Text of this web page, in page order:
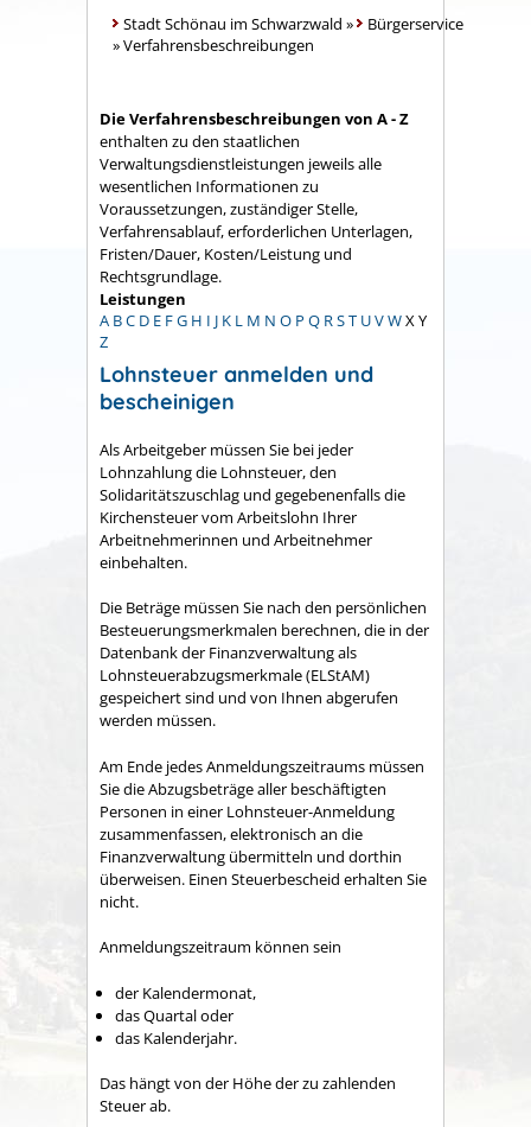
Stadt Schönau im Schwarzwald »
Bürgerservice
»Verfahrensbeschreibungen
Die Verfahrensbeschreibungen von A - Z
enthalten zu den staatlichen
Verwaltungsdienstleistungen jeweils alle
wesentlichen Informationen zu
Voraussetzungen, zuständiger Stelle,
Verfahrensablauf, erforderlichen Unterlagen,
Fristen/Dauer, Kosten/Leistung und
Rechtsgrundlage.
Leistungen
A BC D E FG H I J K L M N O P Q RST UVWX Y
Z
Lohnsteuer anmelden und
bescheinigen
Als Arbeitgeber müssen Sie bei jeder
Lohnzahlung die Lohnsteuer, den
Solidaritätszuschlag und gegebenenfalls die
Kirchensteuer vom Arbeitslohn Ihrer
Arbeitnehmerinnen und Arbeitnehmer
einbehalten.
Die Beträge müssen Sie nach den persönlichen
Besteuerungsmerkmalen berechnen, die in der
Datenbank der Finanzverwaltung als
Lohnsteuerabzugsmerkmale (ELStAM)
gespeichert sind und von Ihnen abgerufen
werden müssen.
Am Ende jedes Anmeldungszeitraums müssen
Sie die Abzugsbeträge aller beschäftigten
Personen in einer Lohnsteuer-Anmeldung
zusammenfassen, elektronisch an die
Finanzverwaltung übermitteln und dorthin
überweisen. Einen Steuerbescheid erhalten Sie
nicht.
Anmeldungszeitraum können sein
der Kalendermonat,
das Quartal oder
das Kalenderjahr.
Das hängt von der Höhe der zu zahlenden
Steuer ab.